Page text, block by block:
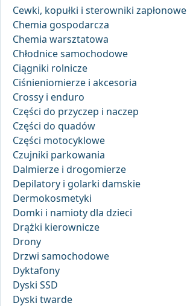
Cewki, kopułki i sterowniki zapłonowe
Chemia gospodarcza
Chemia warsztatowa
Chłodnice samochodowe
Ciągniki rolnicze
Ciśnieniomierze i akcesoria
Crossy i enduro
Części do przyczep i naczep
Części do quadów
Części motocyklowe
Czujniki parkowania
Dalmierze i drogomierze
Depilatory i golarki damskie
Dermokosmetyki
Domki i namioty dla dzieci
Drążki kierownicze
Drony
Drzwi samochodowe
Dyktafony
Dyski SSD
Dyski twarde